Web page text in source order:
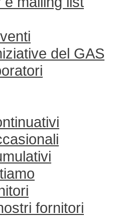
del GAS
fornitori